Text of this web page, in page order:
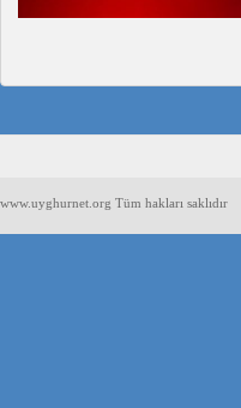
www.uyghurnet.org Tüm hakları saklıdır